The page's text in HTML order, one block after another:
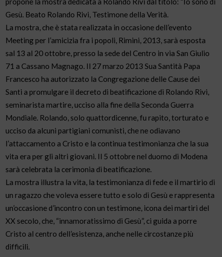
Gesù. Beato Rolando Rivi, Testimone della Verità.
La mostra, che è stata realizzata in occasione dell’evento
Meeting per l’amicizia fra i popoli, Rimini, 2013, sarà esposta
sal 13 al 20 ottobre, presso la sede del Centro in via San Giulio
71 a Cassano Magnago. Il 27 marzo 2013 Sua Santità Papa
Francesco ha autorizzato la Congregazione delle Cause dei
Santi a promulgare il decreto di beatificazione di Rolando Rivi,
seminarista martire, ucciso alla fine della Seconda Guerra
Mondiale. Rolando, solo quattordicenne, fu rapito, torturato e
ucciso da alcuni partigiani comunisti, che ne odiavano
l’attaccamento a Cristo e la continua testimonianza che la sua
vita era per gli altri giovani. Il 5 ottobre nel duomo di Modena
sarà celebrata la cerimonia di beatificazione.
La mostra illustra la vita, la testimonianza di fede e il martirio di
un ragazzo che voleva essere tutto e solo di Gesù e rappresenta
un’occasione d’incontro con un testimone, icona dei martiri del
XX secolo, che, “innamoratissimo di Gesù”, ci guida a porre
Cristo al centro dell’esistenza, anche nelle circostanze più
difficili.